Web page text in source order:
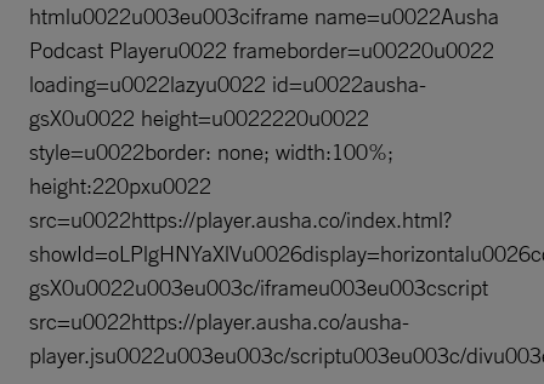
htmlu0022u003eu003ciframe name=u0022Ausha
Podcast Playeru0022 frameborder=u00220u0022
loading=u0022lazyu0022 id=u0022ausha-
gsX0u0022 height=u0022220u0022
style=u0022border: none; width:100%;
height:220pxu0022
src=u0022https://player.ausha.co/index.html?
gsX0u0022u003eu003c/iframeu003eu003cscript
src=u0022https://player.ausha.co/ausha-
player.jsu0022u003eu003c/scriptu003eu003c/